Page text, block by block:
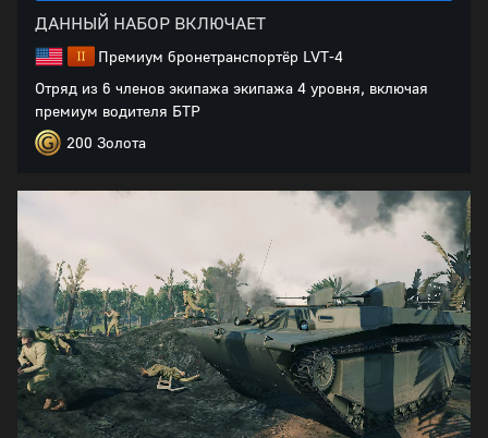
ДАННЫЙ НАБОР ВКЛЮЧАЕТ
Премиум бронетранспортёр LVT-4
Отряд из 6 членов экипажа экипажа 4 уровня, включая
премиум водителя БТР
200 Золота